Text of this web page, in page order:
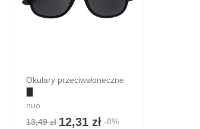
Okulary przeciwsłoneczne
nuo
13,49 zł 12,31 zł -8%